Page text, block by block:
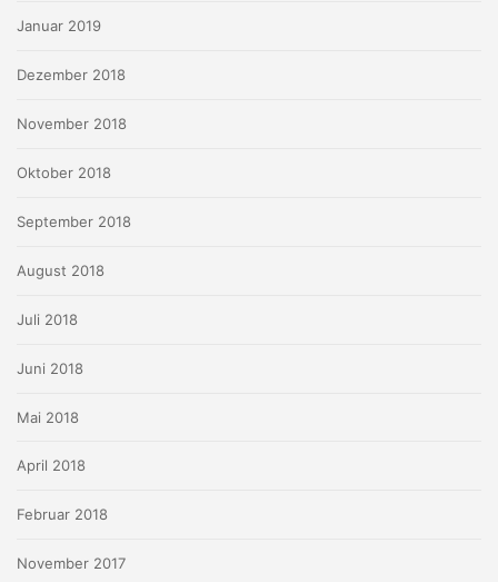
Januar 2019
Dezember 2018
November 2018
Oktober 2018
September 2018
August 2018
Juli 2018
Juni 2018
Mai 2018
April 2018
Februar 2018
November 2017